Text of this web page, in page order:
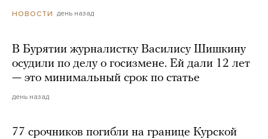
НОВОСТИ день назад
В Бурятии журналистку Василису Шишкину
осудили по делу о госизмене. Ей дали 12 лет
— это минимальный срок по статье
день назад
77 срочников погибли на границе Курской